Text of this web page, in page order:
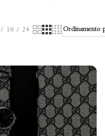
18 24